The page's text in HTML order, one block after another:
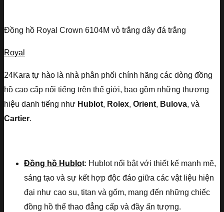
Đồng hồ Royal Crown 6104M vỏ trắng dây đá trắng
Royal
24Kara tự hào là nhà phân phối chính hãng các dòng đồng
hồ cao cấp nổi tiếng trên thế giới, bao gồm những thương
hiệu danh tiếng như Hublot, Rolex, Orient, Bulova, và
Cartier.
Đồng hồ Hublot: Hublot nổi bật với thiết kế mạnh mẽ,
sáng tạo và sự kết hợp độc đáo giữa các vật liệu hiện
đại như cao su, titan và gốm, mang đến những chiếc
đồng hồ thể thao đẳng cấp và đầy ấn tượng.